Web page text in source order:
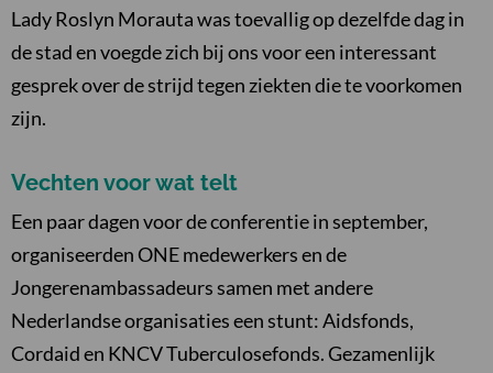
Lady Roslyn Morauta was toevallig op dezelfde dag in
de stad en voegde zich bij ons voor een interessant
gesprek over de strijd tegen ziekten die te voorkomen
zijn.
Vechten voor wat telt
Een paar dagen voor de conferentie in september,
organiseerden ONE medewerkers en de
Jongerenambassadeurs samen met andere
Nederlandse organisaties een stunt: Aidsfonds,
Cordaid en KNCV Tuberculosefonds. Gezamenlijk